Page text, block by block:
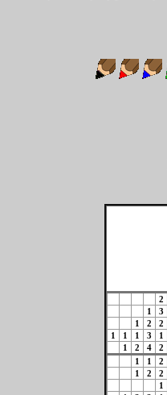
2
1
3
1
2 2
1
1 1 3 1
1
2 4 2
1
1 2
1
2 2
1